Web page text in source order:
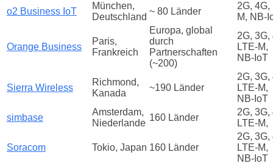
o2 Business IoT
München,
Deutschland
~ 80 Länder
2G, 4G,
M, NB-
Orange Business
Paris,
Frankreich
Europa, global
durch
Partnerschaften
(~200)
2G, 3G,
LTE‑M,
NB‑IoT
Sierra Wireless
Richmond,
Kanada
~190 Länder
2G, 3G,
LTE‑M,
NB‑IoT
simbase
Amsterdam,
Niederlande
160 Länder
2G, 3G,
LTE-M,
Soracom Tokio, Japan 160 Länder
2G, 3G,
LTE‑M,
NB‑IoT